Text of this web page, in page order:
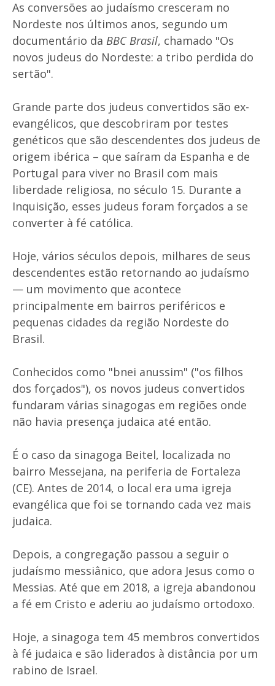
As conversões ao judaísmo cresceram no
Nordeste nos últimos anos, segundo um
documentário da BBC Brasil, chamado "Os
novos judeus do Nordeste: a tribo perdida do
sertão".
Grande parte dos judeus convertidos são ex-
evangélicos, que descobriram por testes
genéticos que são descendentes dos judeus de
origem ibérica – que saíram da Espanha e de
Portugal para viver no Brasil com mais
liberdade religiosa, no século 15. Durante a
Inquisição, esses judeus foram forçados a se
converter à fé católica.
Hoje, vários séculos depois, milhares de seus
descendentes estão retornando ao judaísmo
— um movimento que acontece
principalmente em bairros periféricos e
pequenas cidades da região Nordeste do
Brasil.
Conhecidos como "bnei anussim" ("os filhos
dos forçados"), os novos judeus convertidos
fundaram várias sinagogas em regiões onde
não havia presença judaica até então.
É o caso da sinagoga Beitel, localizada no
bairro Messejana, na periferia de Fortaleza
(CE). Antes de 2014, o local era uma igreja
evangélica que foi se tornando cada vez mais
judaica.
Depois, a congregação passou a seguir o
judaísmo messiânico, que adora Jesus como o
Messias. Até que em 2018, a igreja abandonou
a fé em Cristo e aderiu ao judaísmo ortodoxo.
Hoje, a sinagoga tem 45 membros convertidos
à fé judaica e são liderados à distância por um
rabino de Israel.